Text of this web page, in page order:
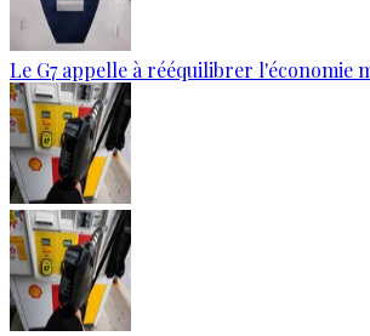
Le G7 appelle à rééquilibrer l'économie